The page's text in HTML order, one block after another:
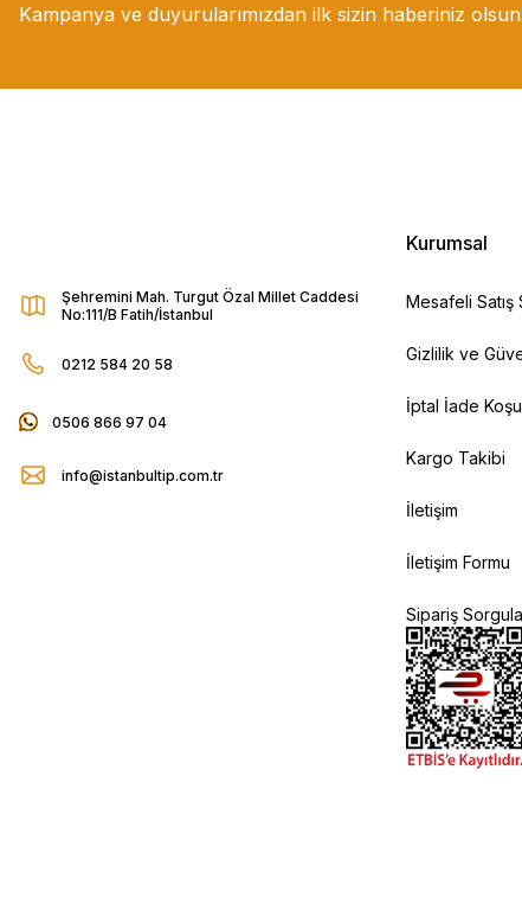
Kampanya ve duyurularımızdan ilk sizin haberiniz
Şehremini Mah. Turgut Özal Millet Caddesi
No:111/B Fatih/İstanbul
0212 584 20 58
0506 866 97 04
info@istanbultip.com.tr
Kurumsal
Mesafeli Satış
Gizlilik ve
İptal İade
Kargo Takibi
İletişim
İletişim Formu
Sipariş Sorgula